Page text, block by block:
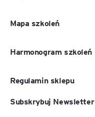
Mapa szkoleń
Harmonogram szkoleń
Regulamin sklepu
Subskrybuj Newsletter